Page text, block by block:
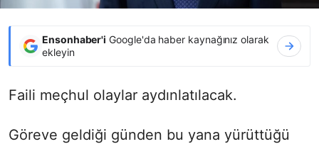
Ensonhaber'i Google'da haber kaynağınız olarak
ekleyin
Faili meçhul olaylar aydınlatılacak.
Göreve geldiği günden bu yana yürüttüğü